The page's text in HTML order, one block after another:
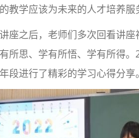
教学应该为未来的人才培养服
座之后，老师们多次回看讲
所思、学有所悟、学有所得
段进行了精彩的学习心得分享。